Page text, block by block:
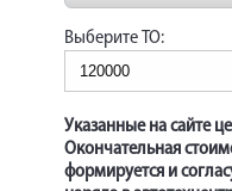
Выберите ТО:
Указанные на сайте
Окончательная
формируется и